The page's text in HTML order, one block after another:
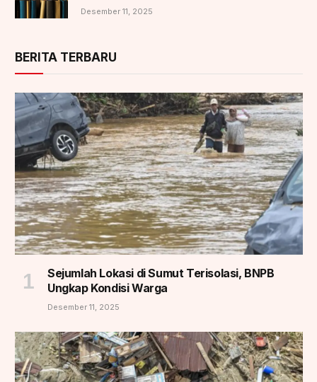
Desember 11, 2025
BERITA TERBARU
Sejumlah Lokasi di Sumut Terisolasi, BNPB
Ungkap Kondisi Warga
Desember 11, 2025